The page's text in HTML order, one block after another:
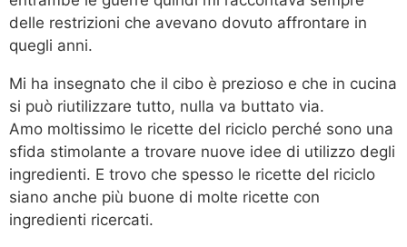
delle restrizioni che avevano dovuto affrontare in
quegli anni.
Mi ha insegnato che il cibo è prezioso e che in cucina
si può riutilizzare tutto, nulla va buttato via.
Amo moltissimo le ricette del riciclo perché sono una
sfida stimolante a trovare nuove idee di utilizzo degli
ingredienti. E trovo che spesso le ricette del riciclo
siano anche più buone di molte ricette con
ingredienti ricercati.